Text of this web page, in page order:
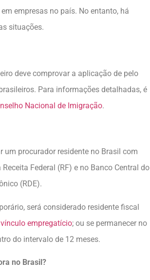
empresas no país. No entanto, há
situações.
deve comprovar a aplicação de pelo
Para informações detalhadas, é
Nacional de Imigração.
um procurador residente no Brasil com
Federal (RF) e no Banco Central do
(RDE).
será considerado residente fiscal
vínculo empregatício; ou se permanecer no
do intervalo de 12 meses.
no Brasil?